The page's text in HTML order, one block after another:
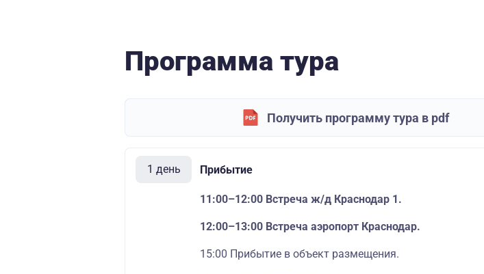
Программа тура
Получить программу тура в pdf
1 день Прибытие
11:00–12:00 Встреча ж/д Краснодар 1.
12:00–13:00 Встреча аэропорт Краснодар.
15:00 Прибытие в объект размещения.